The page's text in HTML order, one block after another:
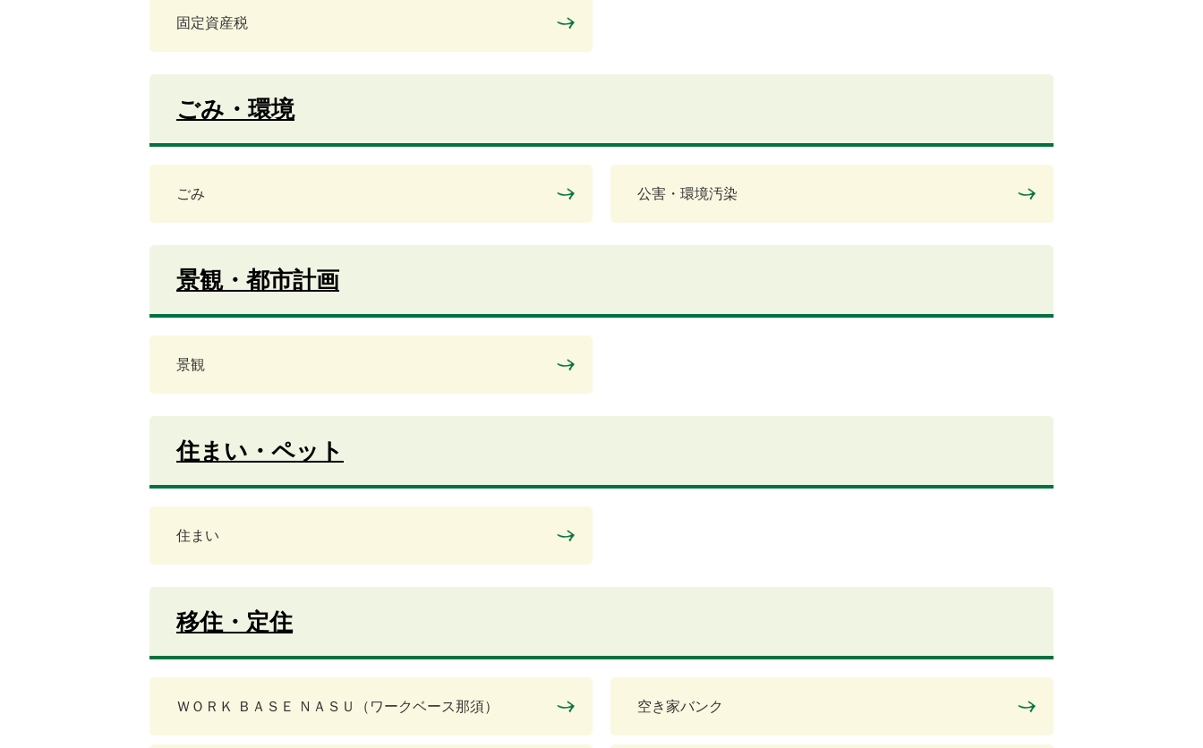
固定資産税
ごみ・環境
ごみ 公害・環境汚染
景観・都市計画
景観
住まい・ペット
住まい
移住・定住
ＷＯＲＫ ＢＡＳＥ ＮＡＳＵ（ワークベース那須） 空き家バンク